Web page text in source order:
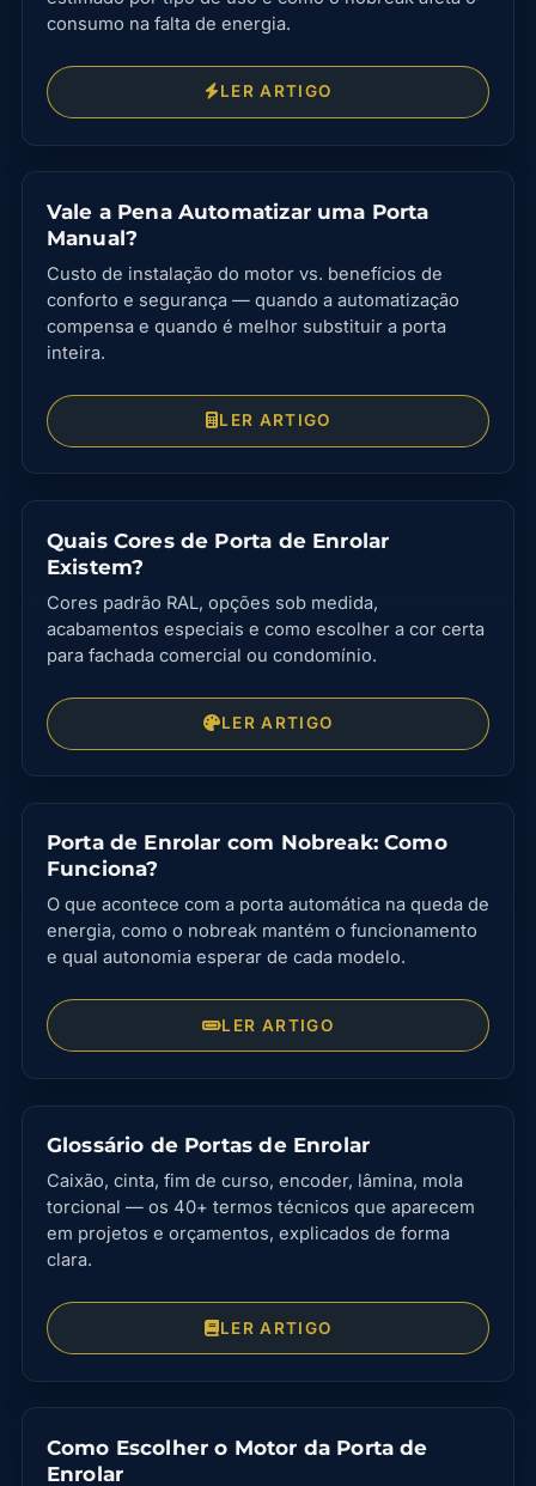
consumo na falta de energia.
LER ARTIGO
Vale a Pena Automatizar uma Porta
Manual?
Custo de instalação do motor vs. benefícios de
conforto e segurança — quando a automatização
compensa e quando é melhor substituir a porta
inteira.
LER ARTIGO
Quais Cores de Porta de Enrolar
Existem?
Cores padrão RAL, opções sob medida,
acabamentos especiais e como escolher a cor certa
para fachada comercial ou condomínio.
LER ARTIGO
Porta de Enrolar com Nobreak: Como
Funciona?
O que acontece com a porta automática na queda de
energia, como o nobreak mantém o funcionamento
e qual autonomia esperar de cada modelo.
LER ARTIGO
Glossário de Portas de Enrolar
Caixão, cinta, fim de curso, encoder, lâmina, mola
torcional — os 40+ termos técnicos que aparecem
em projetos e orçamentos, explicados de forma
clara.
LER ARTIGO
Como Escolher o Motor da Porta de
Enrolar